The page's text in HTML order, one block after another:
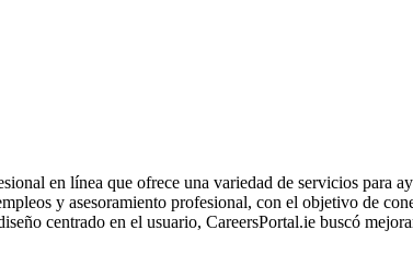
en línea que ofrece una variedad de servicios para
y asesoramiento profesional, con el objetivo de
centrado en el usuario, CareersPortal.ie buscó